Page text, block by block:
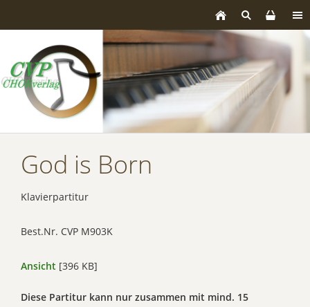
God is Born
Klavierpartitur
Best.Nr. CVP M903K
Ansicht [396 KB]
Diese Partitur kann nur zusammen mit mind. 15